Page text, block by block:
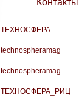
ТЕХНОСФЕРА
technospheramag
technospheramag
ТЕХНОСФЕРА_РИЦ